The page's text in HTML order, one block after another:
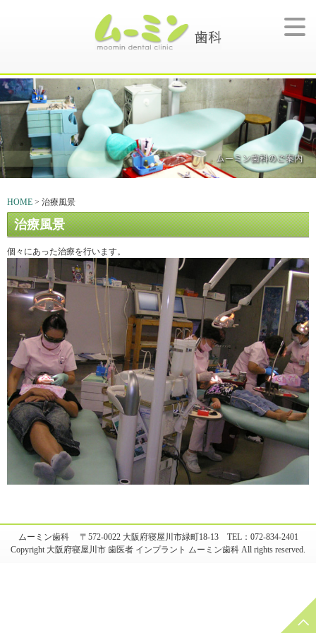
HOME > 治療風景
治療風景
個々にあった治療を行います。
ムーミン歯科 〒572-0022 大阪府寝屋川市緑町18-13 TEL：072-834-2401
Copyright 大阪府寝屋川市 歯医者 インプラント ムーミン歯科 All rights reserved.